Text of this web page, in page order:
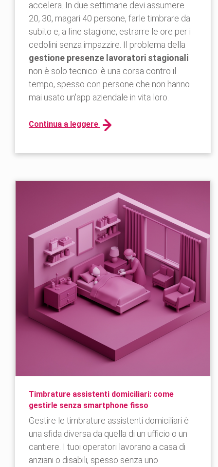
accelera. In due settimane devi assumere
20, 30, magari 40 persone, farle timbrare da
subito e, a fine stagione, estrarre le ore per i
cedolini senza impazzire. Il problema della
gestione presenze lavoratori stagionali
non è solo tecnico: è una corsa contro il
tempo, spesso con persone che non hanno
mai usato un'app aziendale in vita loro.
Continua a leggere
Timbrature assistenti domiciliari: come
gestirle senza smartphone fisso
Gestire le timbrature assistenti domiciliari è
una sfida diversa da quella di un ufficio o un
cantiere. I tuoi operatori lavorano a casa di
anziani o disabili, spesso senza uno